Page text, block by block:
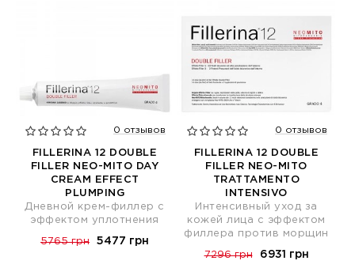
0 отзывов
FILLERINA 12 DOUBLE
FILLER NEO-MITO DAY
CREAM EFFECT
PLUMPING
Дневной крем-филлер с
эффектом уплотнения
5765 грн 5477 грн
0 отзывов
FILLERINA 12 DOUBLE
FILLER NEO-MITO
TRATTAMENTO
INTENSIVO
Интенсивный уход за
кожей лица с эффектом
филлера против морщин
7296 грн 6931 грн